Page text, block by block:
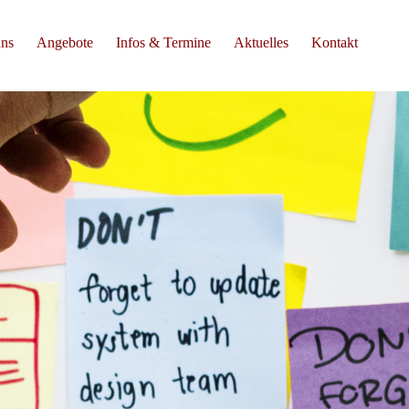
Angebote Infos & Termine Aktuelles Kontakt